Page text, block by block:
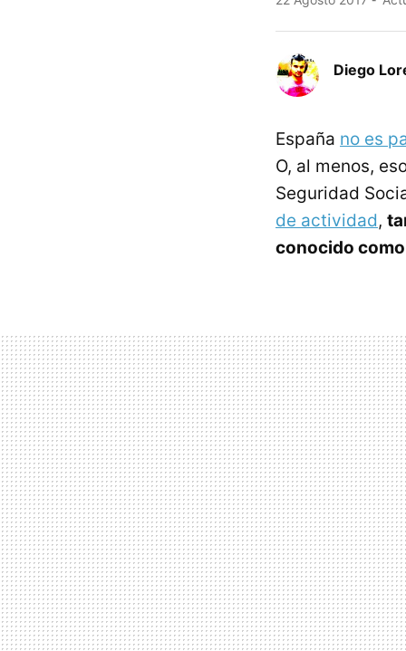
Diego
España no es
O, al menos,
Seguridad
de actividad,
conocido